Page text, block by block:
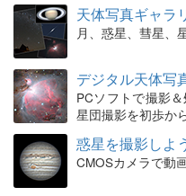
天体写真ギャラ
月、惑星、彗星、
デジタル天体写
PCソフトで撮影
星団撮影を初歩か
惑星を撮影しよ
CMOSカメラで動